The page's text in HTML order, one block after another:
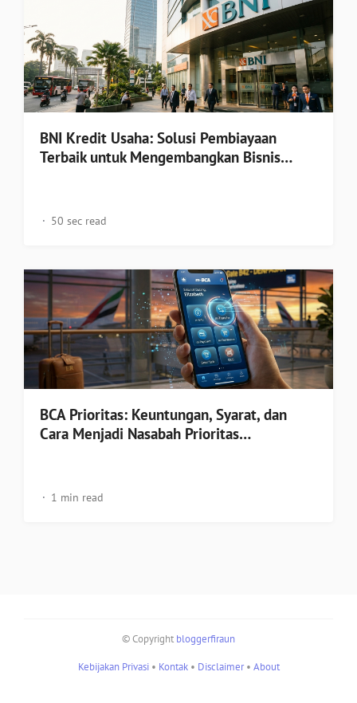
BNI Kredit Usaha: Solusi Pembiayaan
Terbaik untuk Mengembangkan Bisnis…
50 sec read
BCA Prioritas: Keuntungan, Syarat, dan
Cara Menjadi Nasabah Prioritas…
1 min read
© Copyright bloggerfiraun
Kebijakan Privasi• Kontak• Disclaimer• About